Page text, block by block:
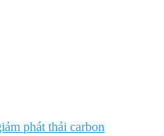
phát thải carbon